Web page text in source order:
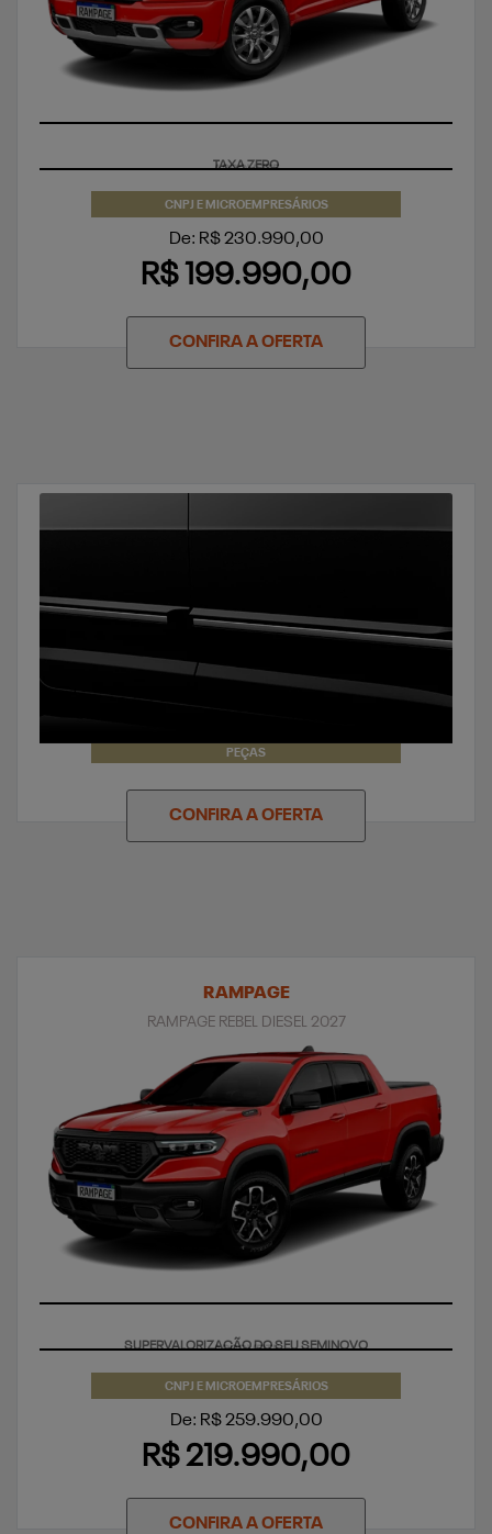
CNPJ E MICROEMPRESÁRIOS
De: R$ 230.990,00
R$ 199.990,00
CONFIRA A OFERTA
PEÇAS
CONFIRA A OFERTA
RAMPAGE
RAMPAGE REBEL DIESEL 2027
CNPJ E MICROEMPRESÁRIOS
De: R$ 259.990,00
R$ 219.990,00
CONFIRA A OFERTA